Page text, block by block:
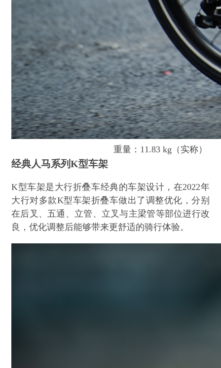
重量：11.83 kg（实称）
经典人马系列K型车架
K型车架是大行折叠车经典的车架设计，在2022年
大行对多款K型车架折叠车做出了调整优化，分别
在后叉、五通、立管、立叉与主梁管等部位进行改
良，优化调整后能够带来更舒适的骑行体验。